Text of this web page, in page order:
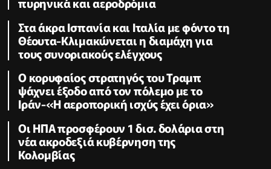
Στα άκρα Ισπανία και Ιταλία με φόντο τη
Θέουτα-Κλιμακώνεται η διαμάχη για
τους συνοριακούς ελέγχους
Ο κορυφαίος στρατηγός του Τραμπ
ψάχνει έξοδο από τον πόλεμο με το
Ιράν-«Η αεροπορική ισχύς έχει όρια»
Οι ΗΠΑ προσφέρουν 1 δισ. δολάρια στη
νέα ακροδεξιά κυβέρνηση της
Κολομβίας